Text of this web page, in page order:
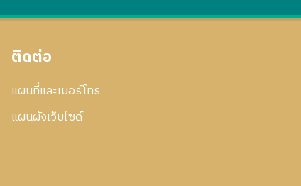
ติดต่อ
แผนที่และเบอร์โทร
แผนผังเว็บไซด์